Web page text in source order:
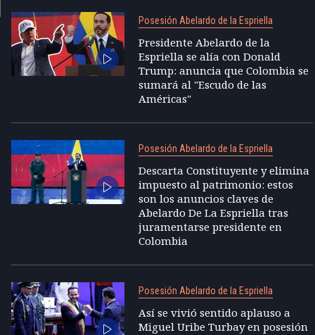
Posesión Abelardo de la Espriella
Presidente Abelardo de la
Espriella se alía con Donald
Trump: anuncia que Colombia se
sumará al "Escudo de las
Américas"
Posesión Abelardo de la Espriella
Descarta Constituyente y elimina
impuesto al patrimonio: estos
son los anuncios claves de
Abelardo De La Espriella tras
juramentarse presidente en
Colombia
Posesión Abelardo de la Espriella
Así se vivió sentido aplauso a
Miguel Uribe Turbay en posesión